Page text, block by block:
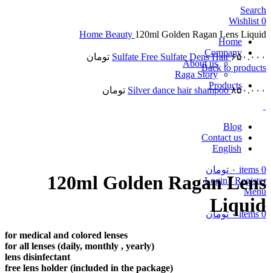
Search
0
Wishlist
Home
Company
About us
Raga Story
Products
Blog
Contact us
English
0
items ۰ تومان
Login / Register
Menu
0
items ۰ تومان
Home Beauty 120ml Golden Ragan Lens Liquid
Sulfate Free Sulfate Dens Hair۶۵۰.۰۰۰
تومان
Back to products
Silver dance hair shampoo۸۵۰.۰۰۰
تومان
Click to enlarge
120ml Golden Ragan Lens
Liquid
for medical and colored lenses
for all lenses (daily, monthly , yearly)
lens disinfectant
free lens holder (included in the package)